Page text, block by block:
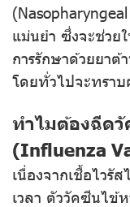
แม่นยำ ซึ่งจะช่วย
การรักษาด้วยยาต้
โดยทั่วไปจะทรา
ทำไมต้องฉีด
(Influenza
เนื่องจากเชื้อไว
เวลา ตัววัคซีนไข้